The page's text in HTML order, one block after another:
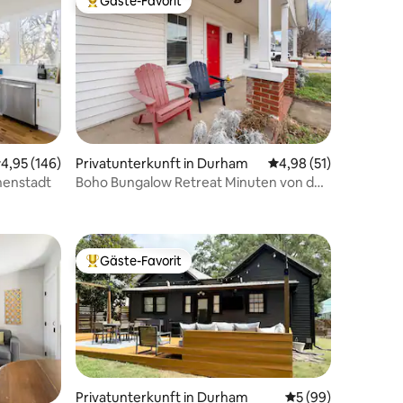
Bewertungen
Bewertung: 4,95 von 5, 146 Bewertungen
4,95 (146)
Beliebter Gäste-Favorit.
Privatunterkunft in Durham Durchschnittliche
4,98 (51)
Boho Bungalow Retreat Minuten von der
Beliebter Gäste-Favorit.
Gäste-Favorit
Privatunterkunft in Durham Durchschnittliche
5 (99)